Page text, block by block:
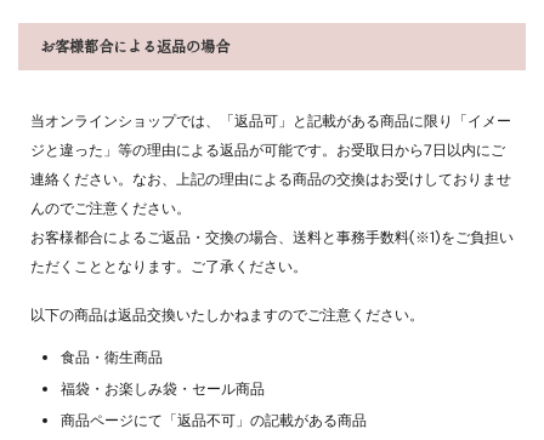
お客様都合による返品の場合
当オンラインショップでは、「返品可」と記載がある商品に限り「イメー
ジと違った」等の理由による返品が可能です。お受取日から7日以内にご
連絡ください。なお、上記の理由による商品の交換はお受けしておりませ
んのでご注意ください。
お客様都合によるご返品・交換の場合、送料と事務手数料(※1)をご負担い
ただくこととなります。ご了承ください。
以下の商品は返品交換いたしかねますのでご注意ください。
食品・衛生商品
福袋・お楽しみ袋・セール商品
商品ページにて「返品不可」の記載がある商品